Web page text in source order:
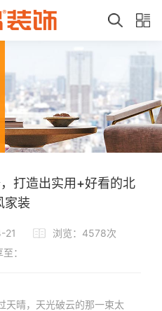
打造出实用+好看的北
家装
21
浏览：4578次
至：
晴，天光破云的那一束太